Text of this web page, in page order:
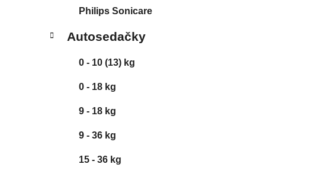
Philips Sonicare
Autosedačky
0 - 10 (13) kg
0 - 18 kg
9 - 18 kg
9 - 36 kg
15 - 36 kg